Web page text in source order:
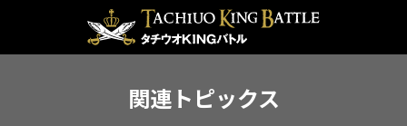
関連トピックス